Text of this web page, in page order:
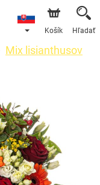
Košík Hľadať
Mix lisianthusov